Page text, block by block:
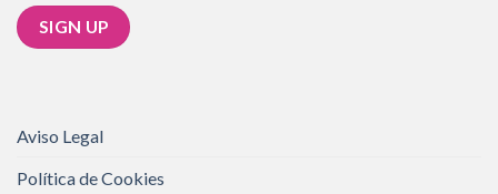
Aviso Legal
Política de Cookies